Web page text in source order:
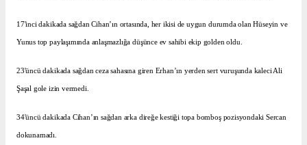
17'inci dakikada sağdan Cihan’ın ortasında, her ikisi de uygun durumda olan Hüseyin ve
Yunus top paylaşımında anlaşmazlığa düşünce ev sahibi ekip golden oldu.
23'üncü dakikada sağdan ceza sahasına giren Erhan’ın yerden sert vuruşunda kaleci Ali
Şaşal gole izin vermedi.
34'üncü dakikada Cihan’ın sağdan arka direğe kestiği topa bomboş pozisyondaki Sercan
dokunamadı.